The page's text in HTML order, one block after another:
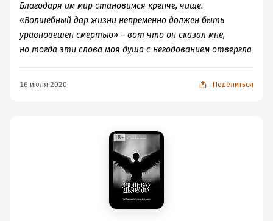
Благодаря им мир становимся крепче, чище.
«Волшебный дар жизни непременно должен быть
уравновешен смертью» – вот что он сказал мне,
но тогда эти слова моя душа с негодованием отвергла
16 июля 2020 Поделиться